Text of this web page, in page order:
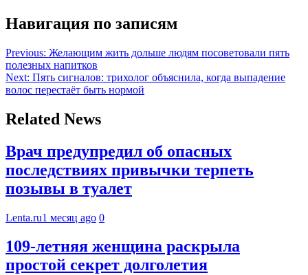
Навигация по записям
Previous: Желающим жить дольше людям посоветовали пять
полезных напитков
Next: Пять сигналов: трихолог объяснила, когда выпадение
волос перестаёт быть нормой
Related News
Врач предупредил об опасных
последствиях привычки терпеть
позывы в туалет
Lenta.ru1 месяц ago 0
109-летняя женщина раскрыла
простой секрет долголетия